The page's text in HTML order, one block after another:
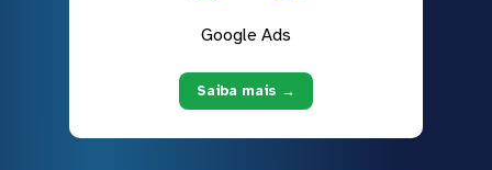
Google Ads
Saiba mais →